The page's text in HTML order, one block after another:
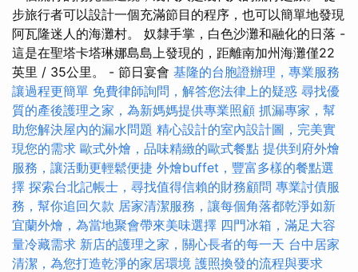
步旅行者可以設計一個充滿節目的程序，也可以簡單地發現
阿瓦隆迷人的海灘村。 奴隸手掌，白色沙灘和融化的日落 -
這是在聖塔卡塔琳娜島島上發現的，距離南加州海灘僅22
英里 / 35公里。 - 節日宴會 基隆的台胞證辦理，專業服務
讓過程更簡單 免費律師詢問，解答您法律上的疑惑 尋找優
質的產後護理之家，為新媽媽提供專業照顧 抓漏專家，幫
助您解決屋內的漏水問題 精心設計的室內設計圖，完美實
現您的需求 歐式外燴，品味精緻的歐式餐點 提供到府外燴
服務，讓活動更輕鬆便捷 外燴buffet，豐富多樣的餐點選
擇 探索台北記帳士，尋找值得信賴的財務顧問 專業討債服
務，幫你追回欠款 居家清潔服務，讓每個角落都乾淨如新
宜蘭外燴，為當地聚會帶來美味選擇 四門冰箱，滿足大容
量冷藏需求 新店的護理之家，關心長者的每一天 台中居家
清潔，為您打造乾淨的家居環境 護照換發的流程與要求